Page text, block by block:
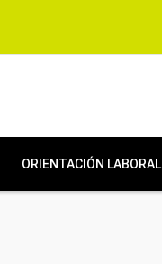
ORIENTACIÓN LABORAL